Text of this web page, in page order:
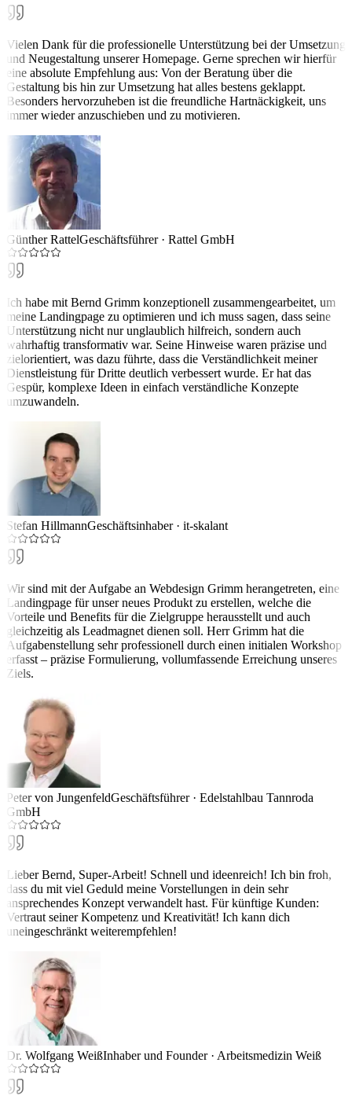
Vielen Dank für die professionelle Unterstützung bei der Umsetzung
und Neugestaltung unserer Homepage. Gerne sprechen wir hierfür
eine absolute Empfehlung aus: Von der Beratung über die
Gestaltung bis hin zur Umsetzung hat alles bestens geklappt.
Besonders hervorzuheben ist die freundliche Hartnäckigkeit, uns
immer wieder anzuschieben und zu motivieren.
Günther RattelGeschäftsführer· Rattel GmbH
Ich habe mit Bernd Grimm konzeptionell zusammengearbeitet, um
meine Landingpage zu optimieren und ich muss sagen, dass seine
Unterstützung nicht nur unglaublich hilfreich, sondern auch
wahrhaftig transformativ war. Seine Hinweise waren präzise und
zielorientiert, was dazu führte, dass die Verständlichkeit meiner
Dienstleistung für Dritte deutlich verbessert wurde. Er hat das
Gespür, komplexe Ideen in einfach verständliche Konzepte
umzuwandeln.
Stefan HillmannGeschäftsinhaber· it-skalant
Wir sind mit der Aufgabe an Webdesign Grimm herangetreten, eine
Landingpage für unser neues Produkt zu erstellen, welche die
Vorteile und Benefits für die Zielgruppe herausstellt und auch
gleichzeitig als Leadmagnet dienen soll. Herr Grimm hat die
Aufgabenstellung sehr professionell durch einen initialen Workshop
erfasst – präzise Formulierung, vollumfassende Erreichung unseres
Ziels.
Peter von JungenfeldGeschäftsführer· Edelstahlbau Tannroda
GmbH
Lieber Bernd, Super-Arbeit! Schnell und ideenreich! Ich bin froh,
dass du mit viel Geduld meine Vorstellungen in dein sehr
ansprechendes Konzept verwandelt hast. Für künftige Kunden:
Vertraut seiner Kompetenz und Kreativität! Ich kann dich
uneingeschränkt weiterempfehlen!
Dr. Wolfgang WeißInhaber und Founder· Arbeitsmedizin Weiß